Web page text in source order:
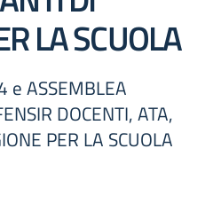
LA SCUOLA
e ASSEMBLEA
DOCENTI, ATA,
PER LA SCUOLA